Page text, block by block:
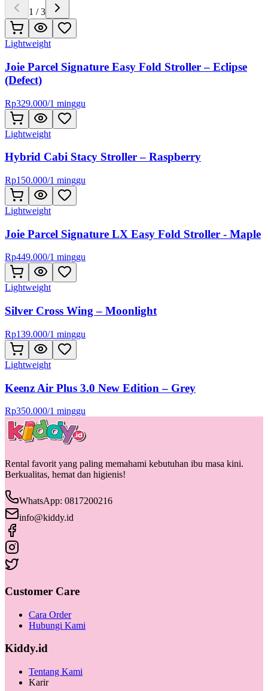
1 /3
Lightweight
Joie Parcel Signature Easy Fold Stroller – Eclipse
(Defect)
Rp329.000/1 minggu
Lightweight
Hybrid Cabi Stacy Stroller – Raspberry
Rp150.000/1 minggu
Lightweight
Joie Parcel Signature LX Easy Fold Stroller - Maple
Rp449.000/1 minggu
Lightweight
Silver Cross Wing – Moonlight
Rp139.000/1 minggu
Lightweight
Keenz Air Plus 3.0 New Edition – Grey
Rp350.000/1 minggu
Rental favorit yang paling memahami kebutuhan ibu masa kini.
Berkualitas, hemat dan higienis!
WhatsApp: 0817200216
info@kiddy.id
Customer Care
Cara Order
Hubungi Kami
Kiddy.id
Tentang Kami
Karir